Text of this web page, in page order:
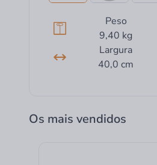
Peso
9,40 kg
Largura
40,0 cm
Os mais vendidos